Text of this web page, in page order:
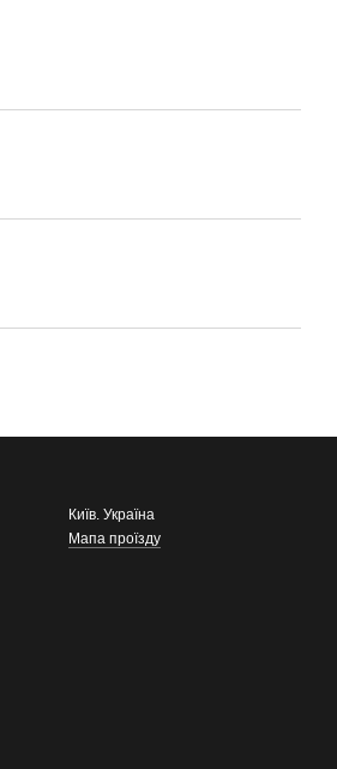
Київ. Україна
Мапа проїзду